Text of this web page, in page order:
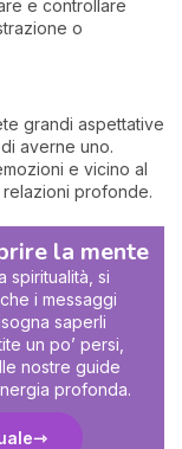
e controllare
o
grandi aspettative
averne uno.
e vicino al
relazioni profonde.
la mente
spiritualità, si
i messaggi
saperli
un po’ persi,
nostre guide
profonda.